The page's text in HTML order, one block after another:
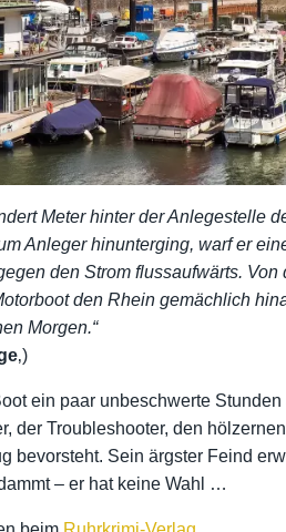
Meter hinter der Anlegestelle
Anleger hinunterging, warf er
den Strom flussaufwärts. Von
den Rhein gemächlich
Morgen.“
‚)
ein paar unbeschwerte Stunden
der Troubleshooter, den
bevorsteht. Sein ärgster Feind
– er hat keine Wahl …